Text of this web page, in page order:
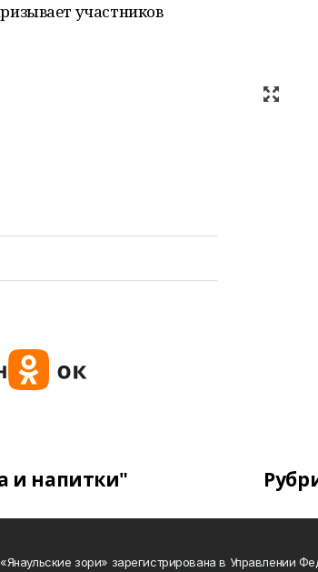
участников
и напитки"
зори» зарегистрирована в Управлении